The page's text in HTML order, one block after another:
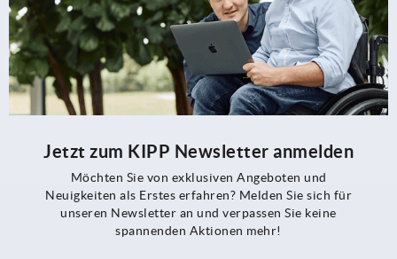
Jetzt zum KIPP Newsletter anmelden
Möchten Sie von exklusiven Angeboten und
Neuigkeiten als Erstes erfahren? Melden Sie sich für
unseren Newsletter an und verpassen Sie keine
spannenden Aktionen mehr!